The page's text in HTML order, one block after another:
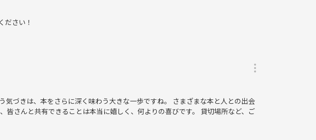
ださい！
気づきは、本をさらに深く味わう大きな一歩ですね。 さまざまな本と人との出会
さんと共有できることは本当に嬉しく、何よりの喜びです。 貸切場所など、ご